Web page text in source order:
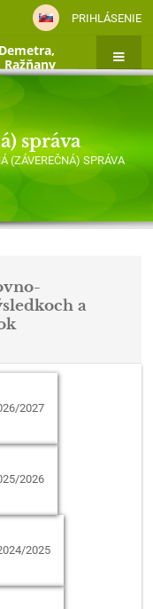
PRIHLÁSENIE
správa
(ZÁVEREČNÁ) SPRÁVA
a
2027
2026
2025